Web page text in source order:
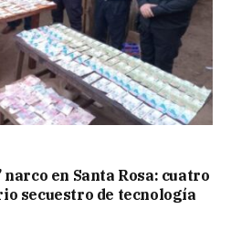
en Santa Rosa: cuatro
secuestro de tecnología